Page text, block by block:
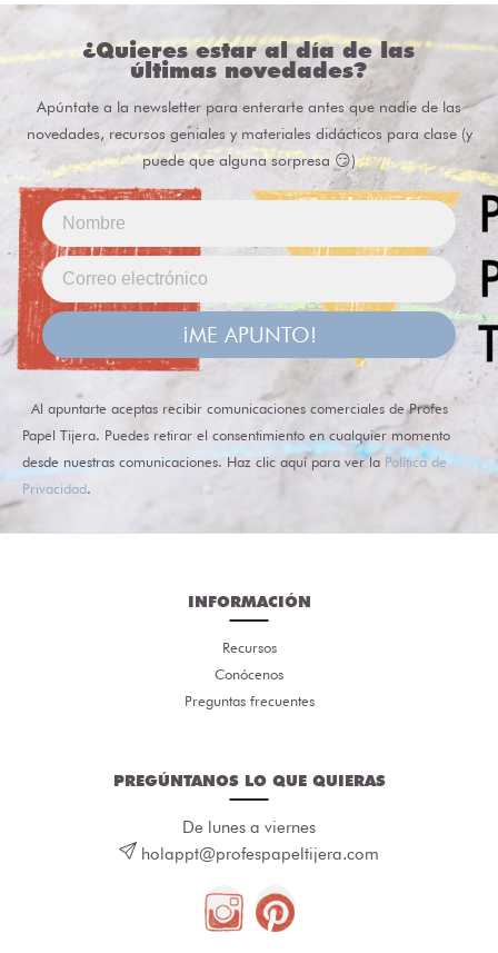
¿Quieres estar al día de las
últimas novedades?
Apúntate a la newsletter para enterarte antes que nadie de las
novedades, recursos geniales y materiales didácticos para clase (y
puede que alguna sorpresa 😏)
¡ME APUNTO!
Al apuntarte aceptas recibir comunicaciones comerciales de Profes
Papel Tijera. Puedes retirar el consentimiento en cualquier momento
desde nuestras comunicaciones. Haz clic aquí para ver la Política de
Privacidad.
INFORMACIÓN
Recursos
Conócenos
Preguntas frecuentes
PREGÚNTANOS LO QUE QUIERAS
De lunes a viernes
holappt@profespapeltijera.com